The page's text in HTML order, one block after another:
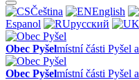
Čeština English
Espanol
русский
Obec Pyšelmístní části Pyšel
Obec Pyšelmístní části Pyšel